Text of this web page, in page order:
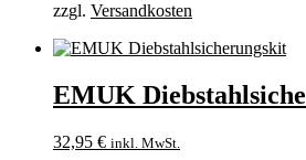
zzgl. Versandkosten
EMUK
32,95 € inkl. MwSt.